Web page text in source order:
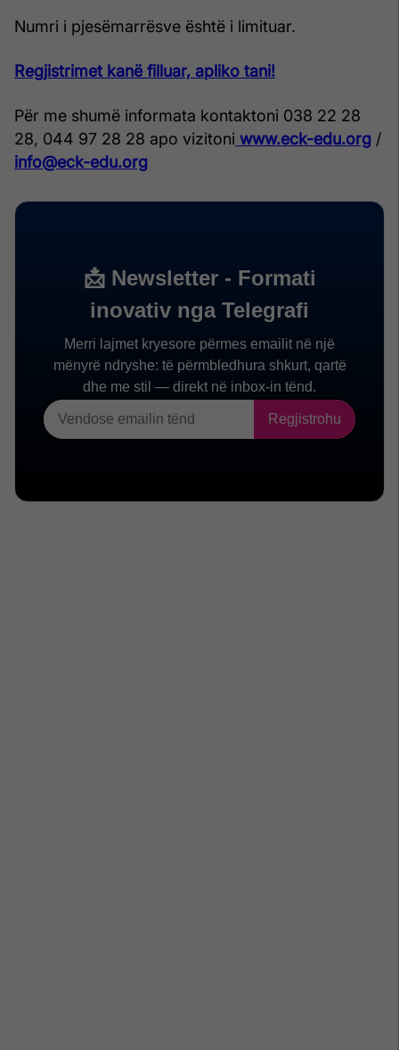
Numri i pjesëmarrësve është i limituar.
Regjistrimet kanë filluar, apliko tani!
Për me shumë informata kontaktoni 038 22 28
28, 044 97 28 28 apo vizitoni www.eck-edu.org /
info@eck-edu.org